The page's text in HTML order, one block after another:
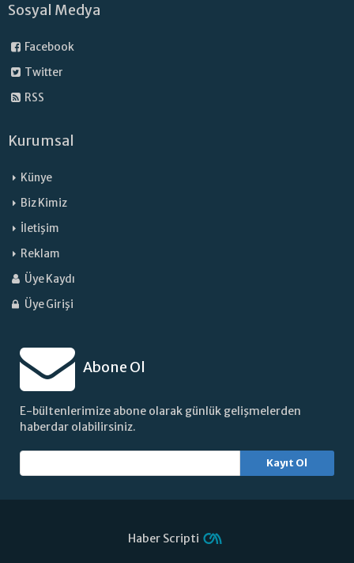
Sosyal Medya
Facebook
Twitter
RSS
Kurumsal
Künye
Biz Kimiz
İletişim
Reklam
Üye Kaydı
Üye Girişi
Abone Ol
E-bültenlerimize abone olarak günlük gelişmelerden
haberdar olabilirsiniz.
Kayıt Ol
Haber Scripti